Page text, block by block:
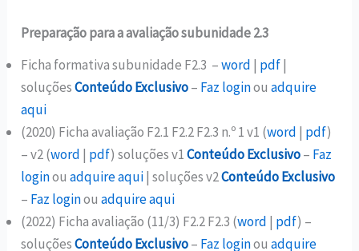
Preparação para a avaliação subunidade 2.3
Ficha formativa subunidade F2.3 –word | pdf|
soluçõesConteúdo Exclusivo– Faz loginouadquire
aqui
(2020) Ficha avaliação F2.1 F2.2 F2.3 n.º 1 v1 (word | pdf)
– v2 (word | pdf) soluções v1Conteúdo Exclusivo– Faz
loginouadquire aqui| soluções v2Conteúdo Exclusivo
– Faz loginouadquire aqui
(2022) Ficha avaliação (11/3) F2.2 F2.3 (word | pdf) –
soluçõesConteúdo Exclusivo– Faz loginouadquire